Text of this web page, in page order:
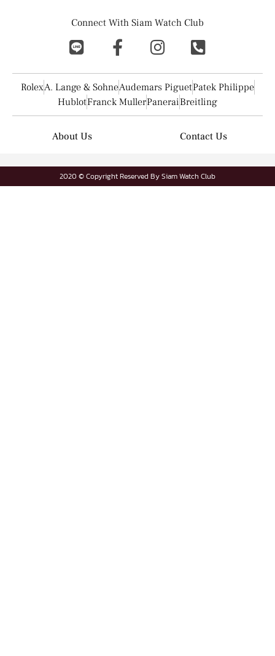
Connect With Siam Watch Club
RolexA. Lange & SohneAudemars PiguetPatek Philippe
HublotFranck MullerPaneraiBreitling
About Us Contact Us
2020 © Copyright Reserved By Siam Watch Club